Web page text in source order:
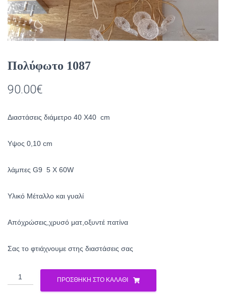
Πολύφωτο 1087
90.00€
Διαστάσεις διάμετρο 40 Χ40 cm
Υψος 0,10 cm
λάμπες G9 5 X 60W
Yλικό Μέταλλο και γυαλί
Απόχρώσεις,χρυσό ματ,οξυντέ πατίνα
Σας το φτιάχνουμε στης διαστάσεις σας
Πολύφωτο
1087
ΠΡΟΣΘΉΚΗ ΣΤΟ ΚΑΛΆΘΙ